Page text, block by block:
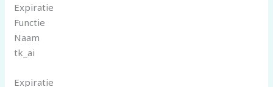
Expiratie
Functie
Naam
tk_ai
Expiratie